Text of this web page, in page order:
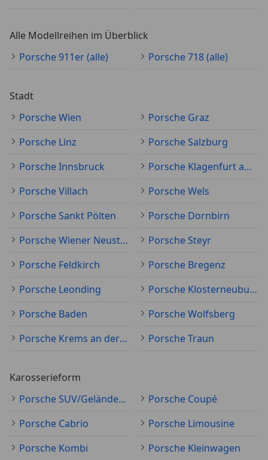
Alle Modellreihen im Überblick
Porsche 911er (alle)
Porsche 718 (alle)
Stadt
Porsche Wien
Porsche Graz
Porsche Linz
Porsche Salzburg
Porsche Innsbruck
Porsche Klagenfurt am Wörthersee
Porsche Villach
Porsche Wels
Porsche Sankt Pölten
Porsche Dornbirn
Porsche Wiener Neustadt
Porsche Steyr
Porsche Feldkirch
Porsche Bregenz
Porsche Leonding
Porsche Klosterneuburg
Porsche Baden
Porsche Wolfsberg
Porsche Krems an der Donau
Porsche Traun
Karosserieform
Porsche SUV/Geländewagen/Pickup
Porsche Coupé
Porsche Cabrio
Porsche Limousine
Porsche Kombi
Porsche Kleinwagen